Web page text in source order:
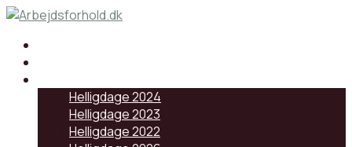
Helligdage 2024
Helligdage 2023
Helligdage 2022